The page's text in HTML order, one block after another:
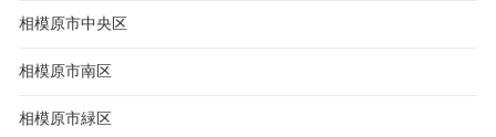
相模原市中央区
相模原市南区
相模原市緑区